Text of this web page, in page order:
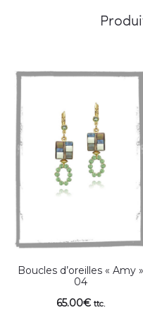
Boucles d’oreilles « Amy »
04
65.00€ ttc.